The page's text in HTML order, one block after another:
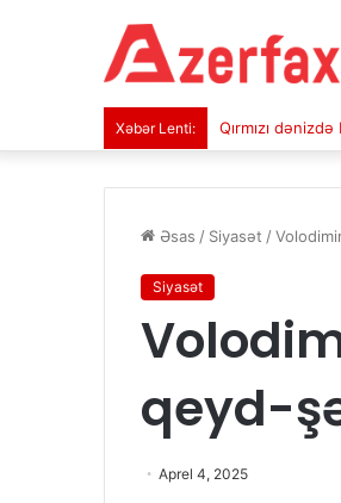
Xəbər Lenti: Qırmızı
Əsas / Siyasət /
Siyasət
qeyd-
Aprel 4, 2025